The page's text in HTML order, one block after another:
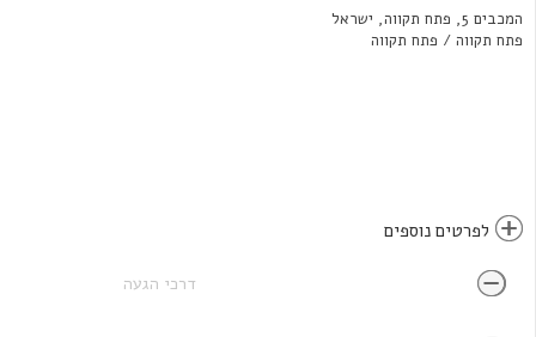
המכבים 5, פתח תקווה, ישראל
פתח תקווה / פתח תקווה
לפרטים נוספים
דרכי הגעה